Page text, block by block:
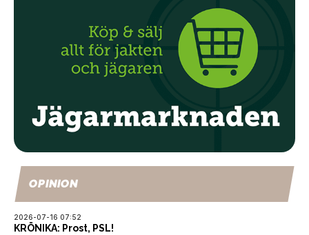
OPINION
2026-07-16 07:52
KRÖNIKA: Prost, PSL!